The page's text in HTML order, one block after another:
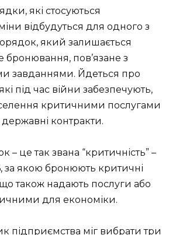
які стосуються
відбудуться для одного з
який залишається
бронювання, пов’язане з
завданнями. Йдеться про
під час війни забезпечують,
критичними послугами
контракти.
– це так звана “критичність” –
за якою бронюють критичні
також надають послуги або
для економіки.
підприємства міг вибрати три